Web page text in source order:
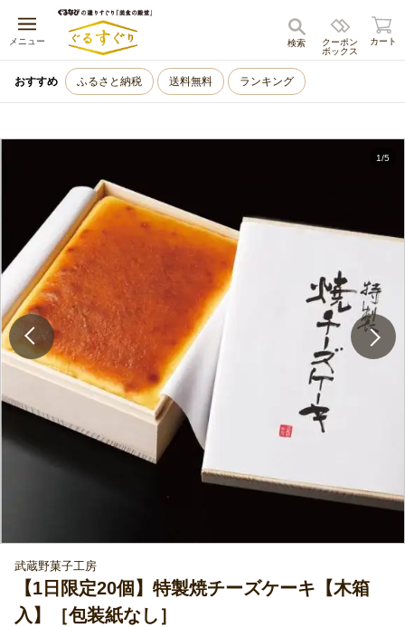
メニュー
キャンセル
クーポン
ボックス
検索 カート
おすすめ ふるさと納税 送料無料 ランキング
1/5
武蔵野菓子工房
【1日限定20個】特製焼チーズケーキ【木箱
入】［包装紙なし］